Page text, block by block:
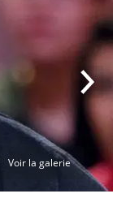
Voir la galerie